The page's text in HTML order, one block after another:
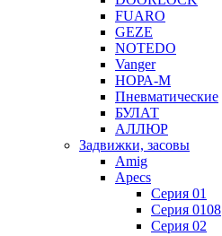
FUARO
GEZE
NOTEDO
Vanger
НОРА-М
Пневматические
БУЛАТ
АЛЛЮР
Задвижки, засовы
Amig
Apecs
Серия 01
Серия 0108
Серия 02